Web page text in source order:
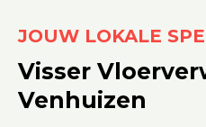
JOUW LOKALE
Visser
Venhuizen